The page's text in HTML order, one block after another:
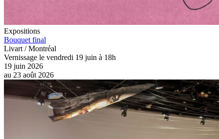
Expositions
Bouquet final
Livart / Montréal
Vernissage le vendredi 19 juin à 18h
19 juin 2026
au 23 août 2026